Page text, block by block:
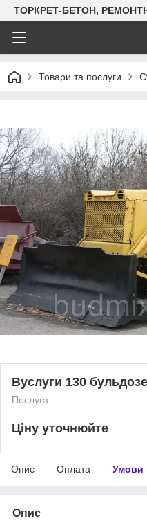
ТОРКРЕТ-БЕТОН,
Товари та послуги
Вуслуги 130
Послуга
Ціну уточнюйте
Опис Оплата Умови
Опис